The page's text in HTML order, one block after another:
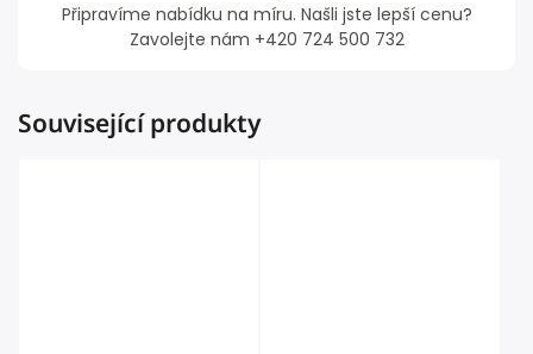
Připravíme nabídku na míru. Našli jste lepší cenu?
Zavolejte nám +420 724 500 732
Související produkty